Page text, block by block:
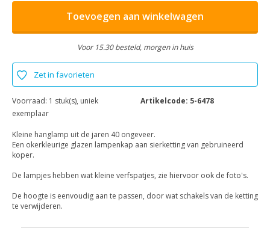
Toevoegen aan winkelwagen
Voor 15.30 besteld, morgen in huis
Zet in favorieten
Voorraad: 1 stuk(s), uniek
exemplaar
Artikelcode: 5-6478
Kleine hanglamp uit de jaren 40 ongeveer.
Een okerkleurige glazen lampenkap aan sierketting van gebruineerd
koper.
De lampjes hebben wat kleine verfspatjes, zie hiervoor ook de foto's.
De hoogte is eenvoudig aan te passen, door wat schakels van de ketting
te verwijderen.